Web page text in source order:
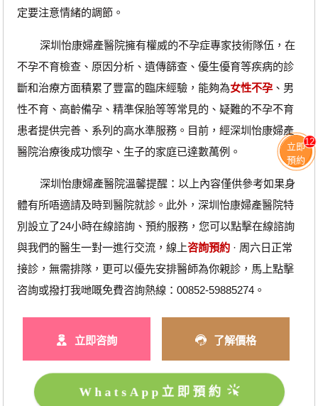
定要注意情緒的調節。
深圳怡康婦產醫院擁有權威的不孕症專家技術隊伍，在
不孕不育檢查、原因分析、遺傳篩查、優生優育等疾病的診
斷和治療方面積累了豐富的臨床經驗，能夠為女性不孕、男
性不育、高齡備孕、精準保胎等等常見的、疑難的不孕不育
患者提供完善、系列的高水準服務。目前，經深圳怡康婦產
醫院治療後成功懷孕、生子的家庭已達數萬例。
深圳怡康婦產醫院溫馨提醒：以上內容僅供參考如果身
體有所唔適請及時到醫院就診。此外，深圳怡康婦產醫院特
別設立了24小時在線諮詢、預約服務，您可以點擊在線諮詢
與我們的醫生一對一進行交流，線上咨詢預約· ‎周六日正常
接診，無需排隊，更可以優先安排醫師為你親診，馬上點擊
咨詢或撥打我哋嘅免費咨詢熱線：00852-59885274。
立即咨詢 了解價格
WhatsApp立即預約
立即
預約
12